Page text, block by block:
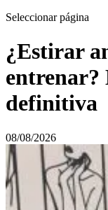
Seleccionar página
¿Estirar
entrenar?
definitiva
08/08/2026